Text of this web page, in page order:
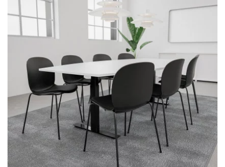
kantoor. Ergonomische balanskruk die flexibiliteit biedt De
balanskruk Comfort is ideaal voor vergaderingen waarin je de
energie hoog wilt houden en het lichaam in beweging wilt laten
blijven. De kantelbare basis volgt je natuurlijke bewegingen en
stimuleert kleine houdingswisselingen. Dit activeert de spieren,
bevordert de bloedcirculatie en helpt de belasting van rug,
nek en schouders te verminderen. Het resultaat:
comfortabelere en meer gefocuste vergaderingen, zelfs
wanneer ze langer duren. Specificaties Vergadertafel Viggo
Tafelblad van spaanplaat en laminaat. Stevig onderstel van
gepoedercoat metaal. Tafelblad van 160 cm, uit twee delen.
Balanskruk Comfort Gecertificeerd volgens EN 16139-
norm.Een complete vergaderset voor effectieve en
dynamische vergaderingen. De hoge vergadertafel Viggo en
de balanskruk Comfort houden zowel energie als focus op